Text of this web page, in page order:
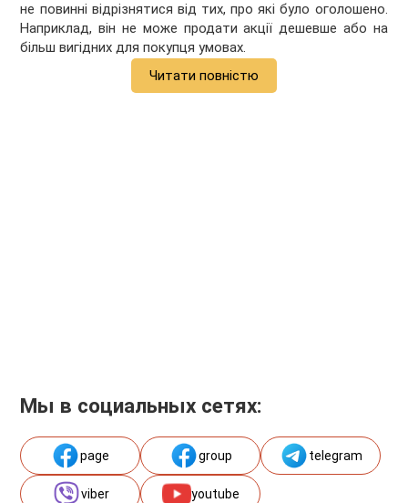
не повинні відрізнятися від тих, про які було оголошено.
Наприклад, він не може продати акції дешевше або на
більш вигідних для покупця умовах.
Читати повністю
Мы в социальных сетях:
page group telegram
viber youtube